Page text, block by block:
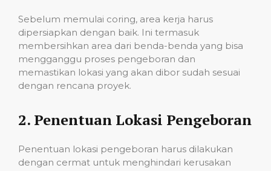
Sebelum memulai coring, area kerja harus
dipersiapkan dengan baik. Ini termasuk
membersihkan area dari benda-benda yang bisa
mengganggu proses pengeboran dan
memastikan lokasi yang akan dibor sudah sesuai
dengan rencana proyek.
2. Penentuan Lokasi Pengeboran
Penentuan lokasi pengeboran harus dilakukan
dengan cermat untuk menghindari kerusakan